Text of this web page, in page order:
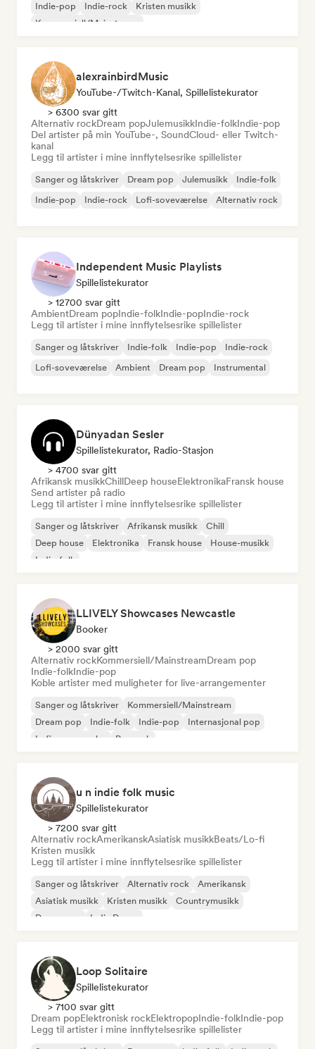
Indie-pop
Indie-rock
Kristen musikk
Kommersiell/Mainstream
alexrainbirdMusic
YouTube-/Twitch-Kanal, Spillelistekurator
> 6300 svar gitt
Alternativ rockDream popJulemusikkIndie-folkIndie-pop
Del artister på min YouTube-, SoundCloud- eller Twitch-
kanal
Legg til artister i mine innflytelsesrike spillelister
Sanger og låtskriver Dream pop Julemusikk
Indie-folk
Indie-pop
Indie-rock Lofi-soveværelse Alternativ rock
Independent Music Playlists
Spillelistekurator
> 12700 svar gitt
AmbientDream popIndie-folkIndie-popIndie-rock
Legg til artister i mine innflytelsesrike spillelister
Sanger og låtskriver Indie-folk Indie-pop
Indie-rock
Lofi-soveværelse
Ambient Dream pop Instrumental
Dünyadan Sesler
Spillelistekurator, Radio-Stasjon
> 4700 svar gitt
Afrikansk musikkChillDeep houseElektronikaFransk house
Send artister på radio
Legg til artister i mine innflytelsesrike spillelister
Sanger og låtskriver Afrikansk musikk
Chill
Deep house
Elektronika Fransk house
House-musikk
Indie-folk
LLIVELY Showcases Newcastle
Booker
> 2000 svar gitt
Alternativ rockKommersiell/MainstreamDream pop
Indie-folkIndie-pop
Koble artister med muligheter for live-arrangementer
Sanger og låtskriver
Kommersiell/Mainstream
Dream pop
Indie-folk Indie-pop
Internasjonal pop
Lofi-soveværelse
Poprock
u n indie folk music
Spillelistekurator
> 7200 svar gitt
Alternativ rockAmerikanskAsiatisk musikkBeats/Lo-fi
Kristen musikk
Legg til artister i mine innflytelsesrike spillelister
Sanger og låtskriver Alternativ rock
Amerikansk
Asiatisk musikk
Kristen musikk
Countrymusikk
Dream pop
Indie Dance
Loop Solitaire
Spillelistekurator
> 7100 svar gitt
Dream popElektronisk rockElektropopIndie-folkIndie-pop
Legg til artister i mine innflytelsesrike spillelister